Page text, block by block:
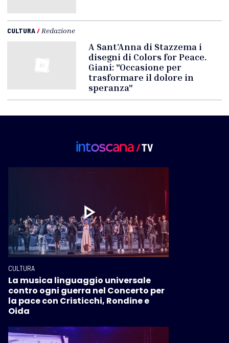
CULTURA/ Redazione
A Sant’Anna di Stazzema i
disegni di Colors for Peace.
Giani: "Occasione per
trasformare il dolore in
speranza"
CULTURA
La musica linguaggio universale
contro ogni guerra nel Concerto per
la pace con Cristicchi, Rondine e
Oida